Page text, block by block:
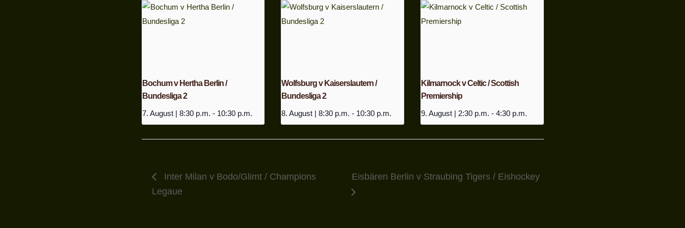
Bochum v Hertha Berlin /
Bundesliga 2
7. August | 8:30 p.m. - 10:30 p.m.
Wolfsburg v Kaiserslautern /
Bundesliga 2
8. August | 8:30 p.m. - 10:30 p.m.
Kilmarnock v Celtic / Scottish
Premiership
9. August | 2:30 p.m. - 4:30 p.m.
Inter Milan v Bodo/Glimt / Champions
Legaue
Eisbären Berlin v Straubing Tigers / Eishockey